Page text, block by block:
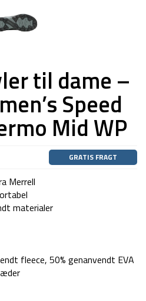
til dame –
Speed
Mid WP
GRATIS FRAGT
Merrell
materialer
fleece, 50% genanvendt EVA